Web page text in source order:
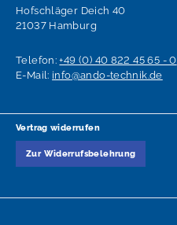
Hofschläger Deich 40
21037 Hamburg
Telefon:+49 (0) 40 822 45 65 - 0
E-Mail: info@ando-technik.de
Vertrag widerrufen
Zur Widerrufsbelehrung